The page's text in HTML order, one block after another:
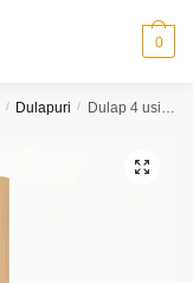
0
/ Dulapuri / Dulap 4 usi H1880
🔍